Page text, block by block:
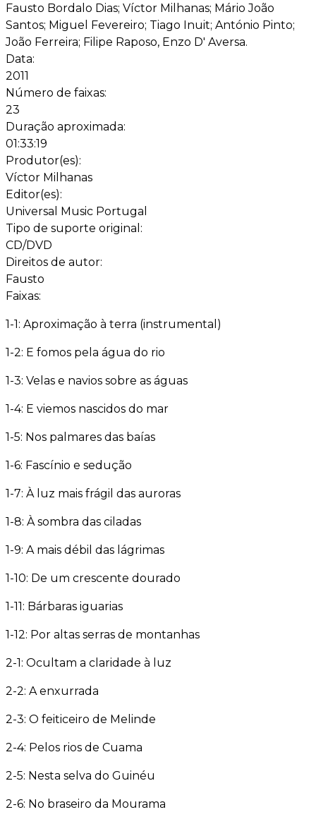
Fausto Bordalo Dias; Víctor Milhanas; Mário João
Santos; Miguel Fevereiro; Tiago Inuit; António Pinto;
João Ferreira; Filipe Raposo, Enzo D' Aversa.
Data:
2011
Número de faixas:
23
Duração aproximada:
01:33:19
Produtor(es):
Víctor Milhanas
Editor(es):
Universal Music Portugal
Tipo de suporte original:
CD/DVD
Direitos de autor:
Fausto
Faixas:
1-1: Aproximação à terra (instrumental)
1-2: E fomos pela água do rio
1-3: Velas e navios sobre as águas
1-4: E viemos nascidos do mar
1-5: Nos palmares das baías
1-6: Fascínio e sedução
1-7: À luz mais frágil das auroras
1-8: À sombra das ciladas
1-9: A mais débil das lágrimas
1-10: De um crescente dourado
1-11: Bárbaras iguarias
1-12: Por altas serras de montanhas
2-1: Ocultam a claridade à luz
2-2: A enxurrada
2-3: O feiticeiro de Melinde
2-4: Pelos rios de Cuama
2-5: Nesta selva do Guinéu
2-6: No braseiro da Mourama